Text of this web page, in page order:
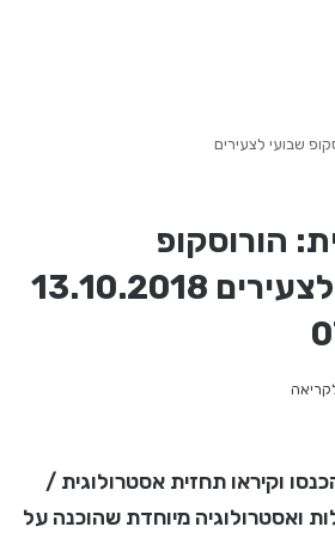
שבועי לצעירים
הורוסקופ
ואסטרולוגיה לצעירים 13.10.2018
וקיראו תחזית אסטרולוגית /
ואסטרולוגיה מיוחדת שהוכנה על